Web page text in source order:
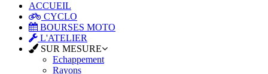
ACCUEIL
CYCLO
BOURSES MOTO
L'ATELIER
SUR MESURE
Echappement
Rayons